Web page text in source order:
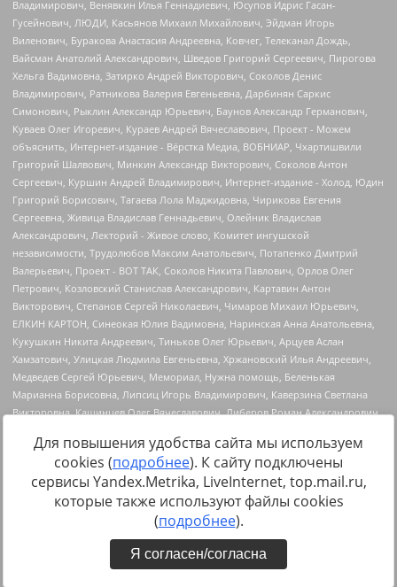
Источник:https://minjust.gov.ru/uploaded/files/reestr-
inostrannyih-agentov-22-03-2024.pdfданные на22.03.2024
Для повышения удобства сайта мы используем
cookies (подробнее). К сайту подключены
сервисы Yandex.Metrika, LiveInternet, top.mail.ru,
которые также используют файлы cookies
(подробнее).
Я согласен/согласна